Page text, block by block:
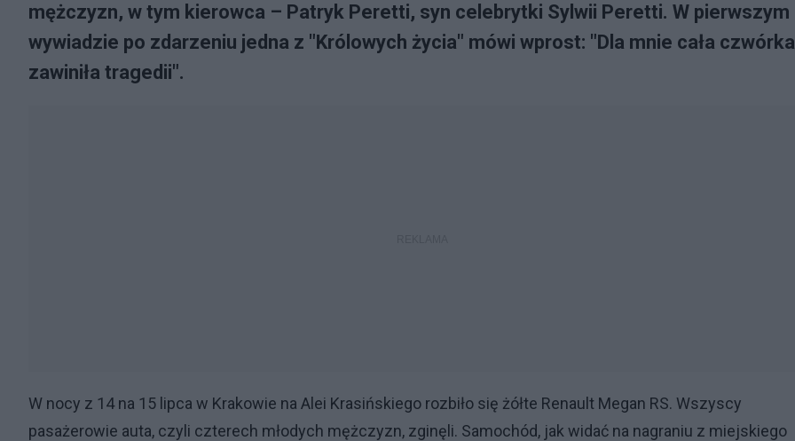
mężczyzn, w tym kierowca – Patryk Peretti, syn celebrytki Sylwii Peretti. W pierwszym
wywiadzie po zdarzeniu jedna z "Królowych życia" mówi wprost: "Dla mnie cała czwórka
zawiniła tragedii".
W nocy z 14 na 15 lipca w Krakowie na Alei Krasińskiego rozbiło się żółte Renault Megan RS. Wszyscy
pasażerowie auta, czyli czterech młodych mężczyzn, zginęli. Samochód, jak widać na nagraniu z miejskiego